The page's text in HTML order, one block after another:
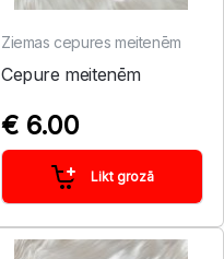
Ziemas cepures meitenēm
Cepure meitenēm
€ 6.00
Likt grozā